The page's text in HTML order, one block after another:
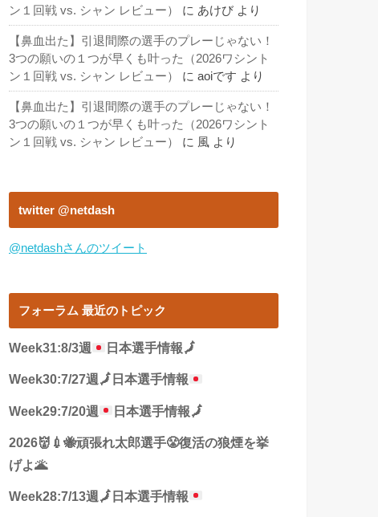
ン１回戦 vs. シャン レビュー）
に あけび より
【鼻血出た】引退間際の選手のプレーじゃない！
3つの願いの１つが早くも叶った（2026ワシント
ン１回戦 vs. シャン レビュー）
に aoiです より
【鼻血出た】引退間際の選手のプレーじゃない！
3つの願いの１つが早くも叶った（2026ワシント
ン１回戦 vs. シャン レビュー）
に 風 より
twitter @netdash
@netdashさんのツイート
フォーラム 最近のトピック
Week31:8/3週 日本選手情報🗾
Week30:7/27週🗾 日本選手情報
Week29:7/20週 日本選手情報🗾
2026👹💉🐝頑張れ太郎選手😤復活の狼煙を挙
げよ🌋
Week28:7/13週 🗾 日本選手情報